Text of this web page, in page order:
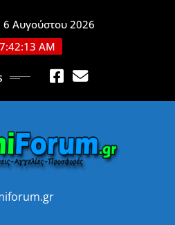
6 Αυγούστου 2026
7:42:15 AM